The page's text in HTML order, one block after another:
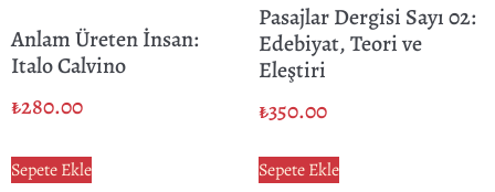
Anlam Üreten İnsan:
Italo Calvino
₺280.00
Sepete Ekle
Pasajlar Dergisi Sayı 02:
Edebiyat, Teori ve
Eleştiri
₺350.00
Sepete Ekle